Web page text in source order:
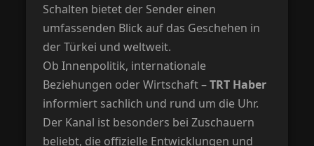
Schalten bietet der Sender einen
umfassenden Blick auf das Geschehen in
der Türkei und weltweit.
Ob Innenpolitik, internationale
Beziehungen oder Wirtschaft –TRT Haber
informiert sachlich und rund um die Uhr.
Der Kanal ist besonders bei Zuschauern
beliebt, die offizielle Entwicklungen und